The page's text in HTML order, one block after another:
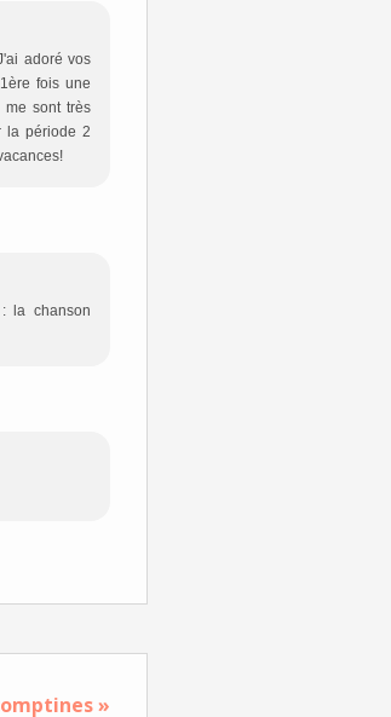
adoré vos
fois une
sont très
la période 2
la chanson
»